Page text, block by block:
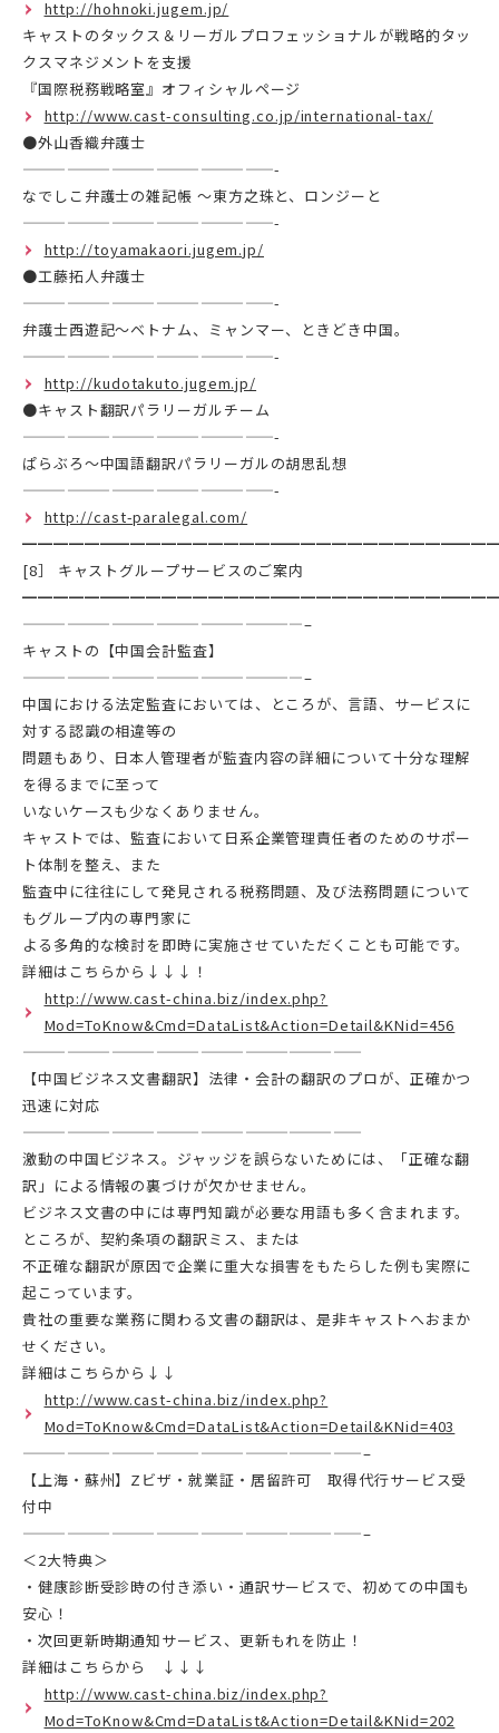
http://hohnoki.jugem.jp/
キャストのタックス＆リーガルプロフェッショナルが戦略的タッ
クスマネジメントを支援
『国際税務戦略室』オフィシャルページ
http://www.cast-consulting.co.jp/international-tax/
●外山香織弁護士
—————————————————-
なでしこ弁護士の雑記帳 ～東方之珠と、ロンジーと
—————————————————-
http://toyamakaori.jugem.jp/
●工藤拓人弁護士
—————————————————-
弁護士西遊記～ベトナム、ミャンマー、ときどき中国。
—————————————————-
http://kudotakuto.jugem.jp/
●キャスト翻訳パラリーガルチーム
—————————————————-
ぱらぶろ～中国語翻訳パラリーガルの胡思乱想
—————————————————-
http://cast-paralegal.com/
[8］ キャストグループサービスのご案内
———————————————————–
キャストの【中国会計監査】
———————————————————–
中国における法定監査においては、ところが、言語、サービスに
対する認識の相違等の
問題もあり、日本人管理者が監査内容の詳細について十分な理解
を得るまでに至って
いないケースも少なくありません。
キャストでは、監査において日系企業管理責任者のためのサポー
ト体制を整え、また
監査中に往往にして発見される税務問題、及び法務問題について
もグループ内の専門家に
よる多角的な検討を即時に実施させていただくことも可能です。
詳細はこちらから↓↓↓！
http://www.cast-china.biz/index.php?
Mod=ToKnow&Cmd=DataList&Action=Detail&KNid=456
———————————————————————
【中国ビジネス文書翻訳】法律・会計の翻訳のプロが、正確かつ
迅速に対応
———————————————————————
激動の中国ビジネス。ジャッジを誤らないためには、「正確な翻
訳」による情報の裏づけが欠かせません。
ビジネス文書の中には専門知識が必要な用語も多く含まれます。
ところが、契約条項の翻訳ミス、または
不正確な翻訳が原因で企業に重大な損害をもたらした例も実際に
起こっています。
貴社の重要な業務に関わる文書の翻訳は、是非キャストへおまか
せください。
詳細はこちらから↓↓
http://www.cast-china.biz/index.php?
Mod=ToKnow&Cmd=DataList&Action=Detail&KNid=403
———————————————————————–
【上海・蘇州】Zビザ・就業証・居留許可 取得代行サービス受
付中
———————————————————————–
＜2大特典＞
・健康診断受診時の付き添い・通訳サービスで、初めての中国も
安心！
・次回更新時期通知サービス、更新もれを防止！
詳細はこちらから ↓↓↓
http://www.cast-china.biz/index.php?
Mod=ToKnow&Cmd=DataList&Action=Detail&KNid=202